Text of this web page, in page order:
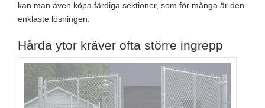
kan man även köpa färdiga sektioner, som för många är den
enklaste lösningen.
Hårda ytor kräver ofta större ingrepp